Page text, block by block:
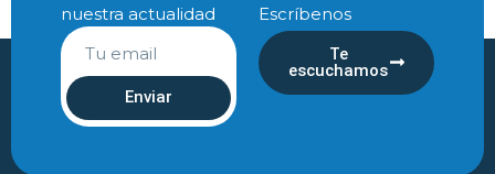
nuestra actualidad
Enviar
Escríbenos
Te
escuchamos